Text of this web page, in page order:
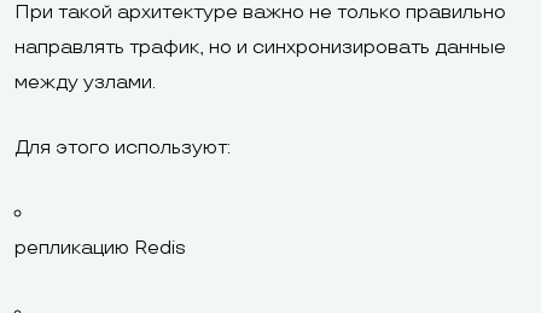
При такой архитектуре важно не только правильно
направлять трафик, но и синхронизировать данные
между узлами.
Для этого используют:
репликацию Redis